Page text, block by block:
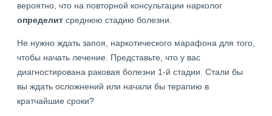
вероятно, что на повторной консультации нарколог
определит среднюю стадию болезни.
Не нужно ждать запоя, наркотического марафона для того,
чтобы начать лечение. Представьте, что у вас
диагностирована раковая болезни 1-й стадии. Стали бы
вы ждать осложнений или начали бы терапию в
кратчайшие сроки?